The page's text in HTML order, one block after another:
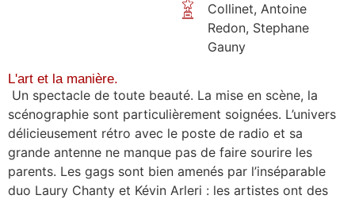
Collinet, Antoine
Redon, Stephane
Gauny
L'art et la manière.
Un spectacle de toute beauté. La mise en scène, la
scénographie sont particulièrement soignées. L’univers
délicieusement rétro avec le poste de radio et sa
grande antenne ne manque pas de faire sourire les
parents. Les gags sont bien amenés par l’inséparable
duo Laury Chanty et Kévin Arleri : les artistes ont des